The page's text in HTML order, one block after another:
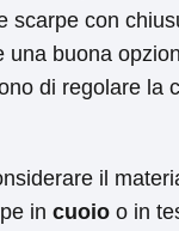
scarpe con
una buona
di regolare la
il
in cuoio o in